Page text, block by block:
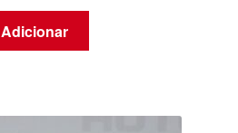
Adicionar